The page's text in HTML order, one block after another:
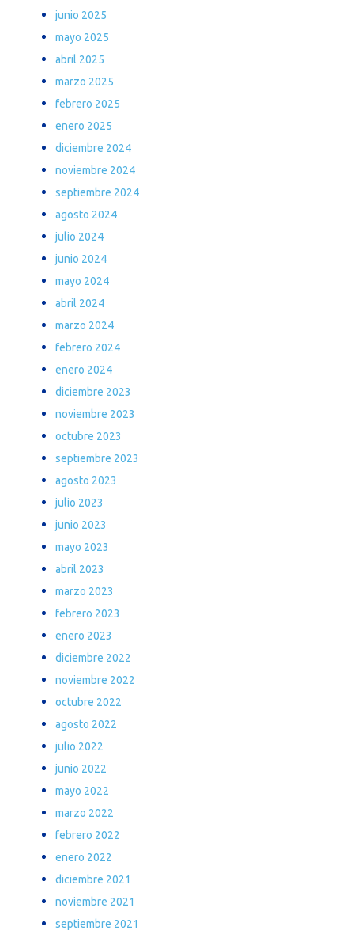
junio 2025
mayo 2025
abril 2025
marzo 2025
febrero 2025
enero 2025
diciembre 2024
noviembre 2024
septiembre 2024
agosto 2024
julio 2024
junio 2024
mayo 2024
abril 2024
marzo 2024
febrero 2024
enero 2024
diciembre 2023
noviembre 2023
octubre 2023
septiembre 2023
agosto 2023
julio 2023
junio 2023
mayo 2023
abril 2023
marzo 2023
febrero 2023
enero 2023
diciembre 2022
noviembre 2022
octubre 2022
agosto 2022
julio 2022
junio 2022
mayo 2022
marzo 2022
febrero 2022
enero 2022
diciembre 2021
noviembre 2021
septiembre 2021